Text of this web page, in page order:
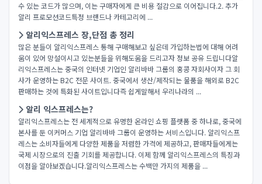
수 있는 코드가 많으며, 이는 구매자에게 큰 비용 절감으로 이어집니다.2. 추가
알리 프로모션코드특정 브랜드나 카테고리에 ...
알리익스프레스 장,단점 총 정리
많은 분들이 알리익스프레스 통해 구매해보고 싶은데 가입하는법에 대해 어려
움이 있어 망설이시고 있는분들을 위해도움을 드리고자 정보 공유 드립니다​알
리익스프레스는 중국의 인터넷 기업인 알리바바 그룹의 홍콩 자회사이자 그 회
사가 운영하는 B2C 전문 사이트. 중국에서 생산/제작되는 물품을 해외로 B2C
판매하는 것에 특화된 사이트입니다​즉 쉽게말해서 우리나라의 ...
알리 익스프레스는?
알리익스프레스는 전 세계적으로 유명한 온라인 쇼핑 플랫폼 중 하나로, 중국에
본사를 둔 이커머스 기업 알리바바 그룹이 운영하는 서비스입니다. 알리익스프
레스는 소비자들에게 다양한 제품을 저렴한 가격에 제공하고, 판매자들에게는
국제 시장으로의 진출 기회를 제공합니다. 이제 함께 알리익스프레스의 특징과
이점을 알아보겠습니다.알리익스프레스는 수백만 가지의 제품을 ...